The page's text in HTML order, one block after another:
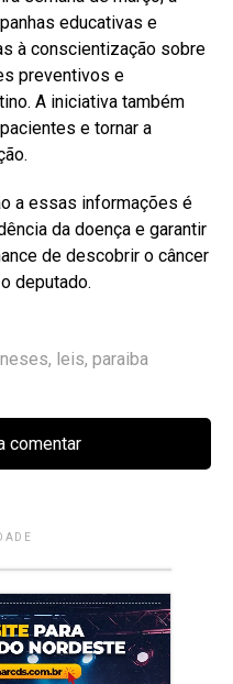
educativas e
à conscientização sobre
preventivos e
A iniciativa também
e tornar a
a essas informações é
da doença e garantir
de descobrir o câncer
deputado.
, leis, paraiba
comentar